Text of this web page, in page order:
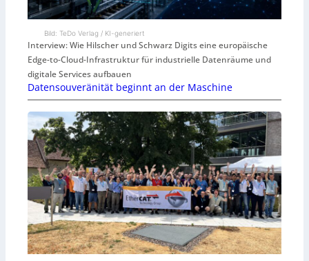
Bild: TeDo Verlag / KI-generiert
Interview: Wie Hilscher und Schwarz Digits eine europäische
Edge-to-Cloud-Infrastruktur für industrielle Datenräume und
digitale Services aufbauen
Datensouveränität beginnt an der Maschine